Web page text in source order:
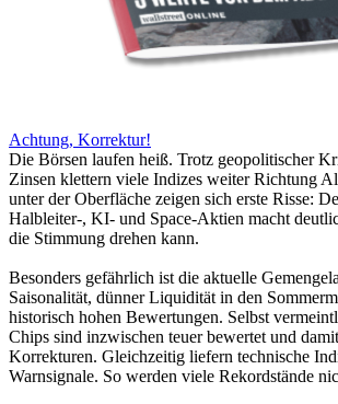
Achtung, Korrektur!
Die Börsen laufen heiß. Trotz geopolitischer
Zinsen klettern viele Indizes weiter Richtung
unter der Oberfläche zeigen sich erste Risse:
Halbleiter-, KI- und Space-Aktien macht
die Stimmung drehen kann.
Besonders gefährlich ist die aktuelle
Saisonalität, dünner Liquidität in den
historisch hohen Bewertungen. Selbst
Chips sind inzwischen teuer bewertet und
Korrekturen. Gleichzeitig liefern technische
Warnsignale. So werden viele Rekordstände